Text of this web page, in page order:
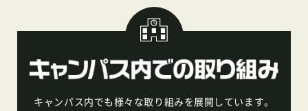
キャンパス内でも様々な取り組みを展開しています。